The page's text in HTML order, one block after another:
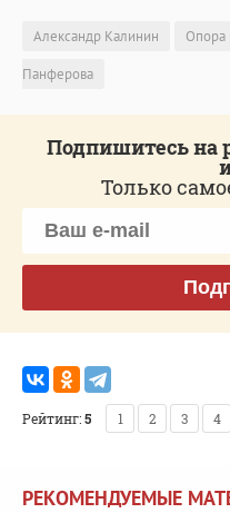
Александр Калинин Опора
Панферова
Подпишитесь на
Только
Рейтинг:5 1 2 3 4
РЕКОМЕНДУЕМЫЕ